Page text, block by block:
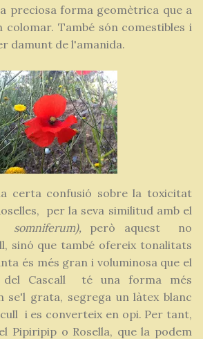
preciosa forma geomètrica que a
colomar. També són comestibles i
damunt de l'amanida.
certa confusió sobre la toxicitat
per la seva similitud amb el
somniferum), però aquest
no
sinó que també ofereix tonalitats
és més gran i voluminosa que el
del Cascall té una forma més
se'l grata, segrega un làtex blanc
i es converteix en opi. Per tant,
Pipiripip o Rosella, que la podem